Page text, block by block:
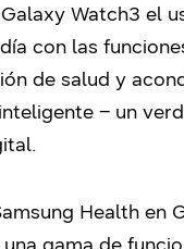
Watch3 el
con las
de salud y
– un
Health en